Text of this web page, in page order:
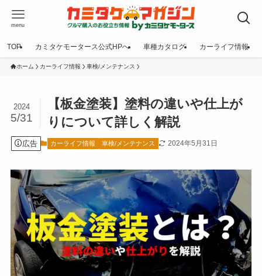
menu
TOP カミタケモータース公式HPへ 車種カタログ カーライフ情報
ホーム カーライフ情報 車検/メンテナンス
【板金塗装】塗料の違いや仕上が
りについて詳しく解説
2024
5/31
広告 カーライフ情報 車検/メンテナンス 2024年5月31日